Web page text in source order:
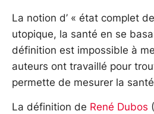
La notion d’ « état complet
utopique, la santé en se
définition est impossible à
auteurs ont travaillé pour
permette de mesurer la
La définition de René Dubos